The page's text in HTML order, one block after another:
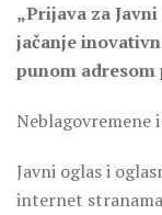
„Prijava za
jačanje
punom adresom
Neblagovremene
Javni oglas i
internet